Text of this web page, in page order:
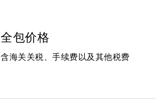
全包价格
含海关关税、手续费以及其他税费